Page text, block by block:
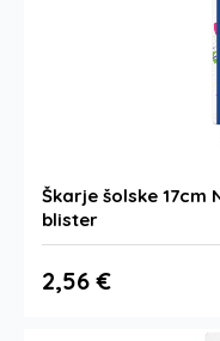
Škarje šolske 17cm
blister
2,56 €